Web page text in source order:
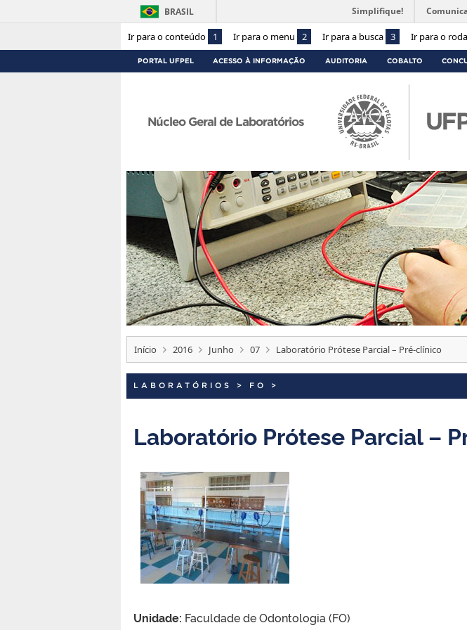
Ir para o conteúdo 1 Ir para o menu 2 Ir para a busca 3 Ir para o
BRASIL Simplifique!
PORTAL UFPEL ACESSO À INFORMAÇÃO AUDITORIA COBALTO
Núcleo Geral de Laboratórios
Início 2016 Junho 07 Laboratório Prótese Parcial – Pré-clínico
LABORATÓRIOS > FO >
Laboratório Prótese Parcial –
Unidade: Faculdade de Odontologia (FO)